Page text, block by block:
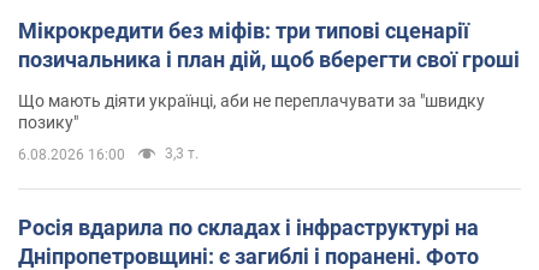
Мікрокредити без міфів: три типові сценарії
позичальника і план дій, щоб вберегти свої гроші
Що мають діяти українці, аби не переплачувати за "швидку
позику"
6.08.2026 16:00 3,3 т.
Росія вдарила по складах і інфраструктурі на
Дніпропетровщині: є загиблі і поранені. Фото